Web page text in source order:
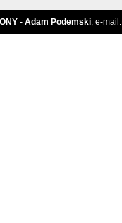
- Adam Podemski, e-mail: